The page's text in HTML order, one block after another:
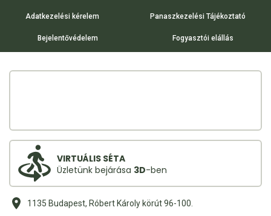
Adatkezelési kérelem Panaszkezelési Tájékoztató
Bejelentővédelem Fogyasztói elállás
VIRTUÁLIS SÉTA
Üzletünk bejárása 3D-ben
1135 Budapest, Róbert Károly körút 96-100.